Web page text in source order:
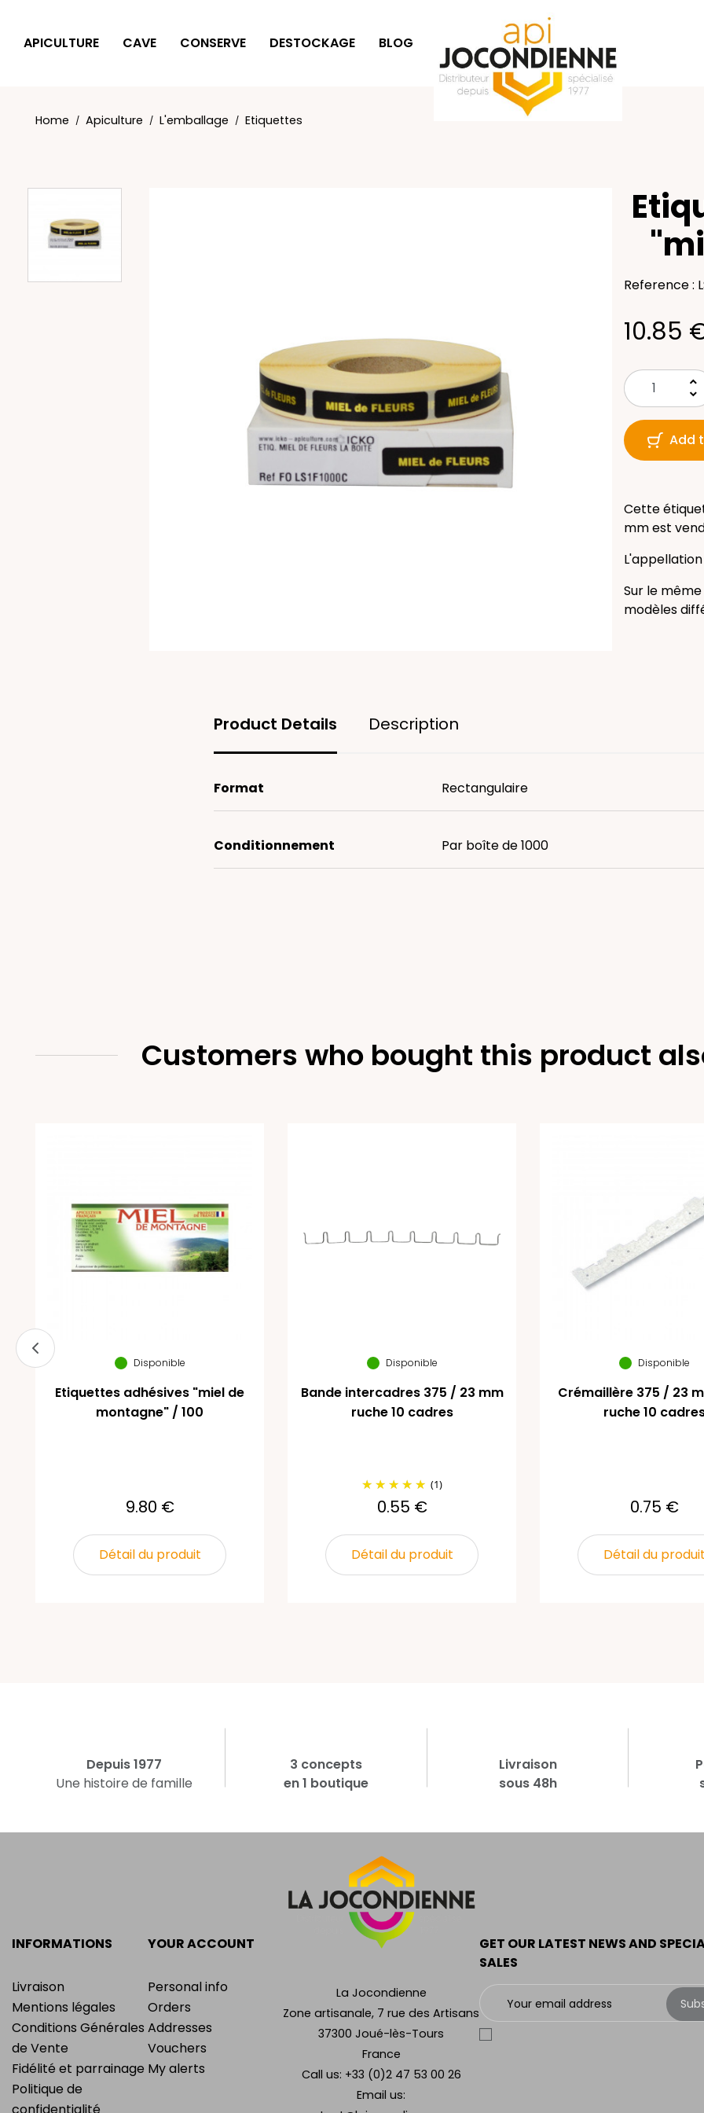
APICULTURE CAVE CONSERVE DESTOCKAGE BLOG IDÉES CADEAUX
Home Apiculture L'emballage Etiquettes
Reference :
10.85
keyboard_arrow_up
keyboard_arrow_down
Add
Cette
mm est
Sur le
modèles
Product Details Description
Format Rectangulaire
Conditionnement Par boîte de 1000
Customers who bought this product
Disponible
Etiquettes adhésives "miel de
montagne" / 100
9.80 €
Détail du produit
Disponible
Bande intercadres 375 / 23 mm
ruche 10 cadres
(1)
0.55 €
Détail du produit
Disponible
Crémaillère 375 / 23
ruche 10
0.75 €
Détail du produit
Depuis 1977
Une histoire de famille
3 concepts
en 1 boutique
Livraison
sous 48h
INFORMATIONS
Livraison
Mentions légales
Conditions Générales
de Vente
Fidélité et parrainage
Politique de
YOUR ACCOUNT
Personal info
Orders
Addresses
Vouchers
My alerts
La Jocondienne
Zone artisanale, 7 rue des Artisans
37300 Joué-lès-Tours
France
Call us: +33 (0)2 47 53 00 26
Email us:
GET OUR LATEST NEWS AND
SALES